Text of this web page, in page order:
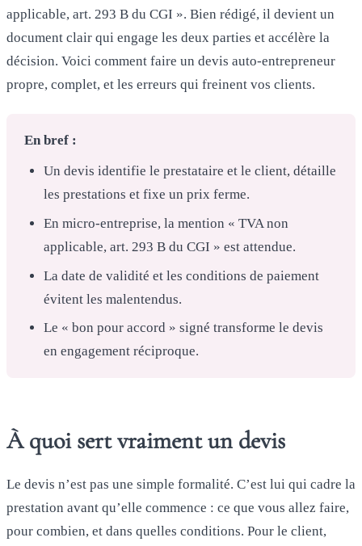
applicable, art. 293 B du CGI ». Bien rédigé, il devient un
document clair qui engage les deux parties et accélère la
décision. Voici comment faire un devis auto-entrepreneur
propre, complet, et les erreurs qui freinent vos clients.
En bref :
Un devis identifie le prestataire et le client, détaille
les prestations et fixe un prix ferme.
En micro-entreprise, la mention « TVA non
applicable, art. 293 B du CGI » est attendue.
La date de validité et les conditions de paiement
évitent les malentendus.
Le « bon pour accord » signé transforme le devis
en engagement réciproque.
À quoi sert vraiment un devis
Le devis n’est pas une simple formalité. C’est lui qui cadre la
prestation avant qu’elle commence : ce que vous allez faire,
pour combien, et dans quelles conditions. Pour le client,